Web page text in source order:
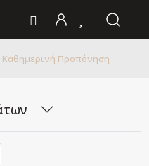
Καθημερινή Προπόνηση